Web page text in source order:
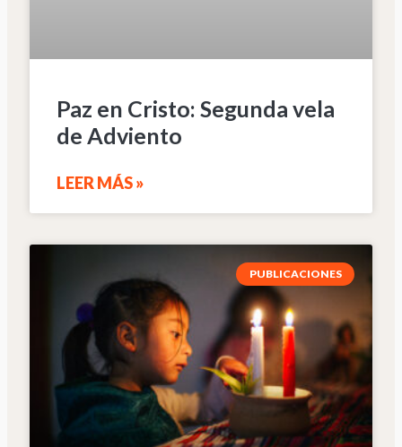
Paz en Cristo: Segunda vela
de Adviento
LEER MÁS »
PUBLICACIONES